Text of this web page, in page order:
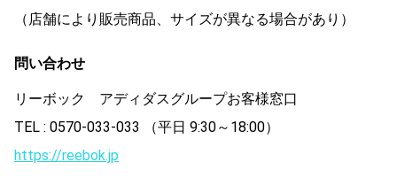
（店舗により販売商品、サイズが異なる場合があり）
問い合わせ
リーボック アディダスグループお客様窓口
TEL : 0570-033-033 （平日 9:30～18:00）
https://reebok.jp